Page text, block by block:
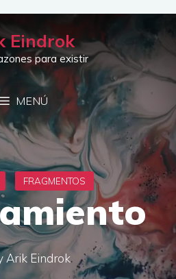
Eindrok
para existir
MENÚ
Arik Eindrok